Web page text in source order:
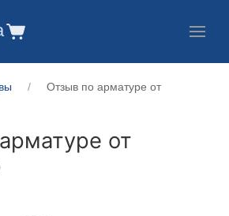
Отзыв по арматуре от
от